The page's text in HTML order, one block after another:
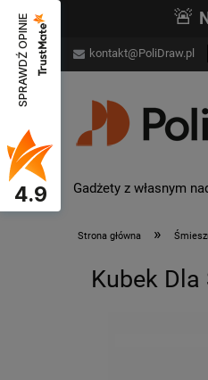
🚨
kontakt@PoliDraw.pl
Gadżety z własnym
Strona główna »
Kubek
SPRAWDŹ OPINIE
4.9